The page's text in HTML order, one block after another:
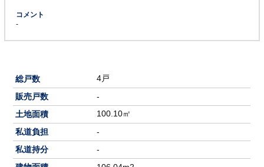
コメント
-
総戸数
4戸
販売戸数
-
土地面積
100.10㎡
私道負担
-
私道持分
-